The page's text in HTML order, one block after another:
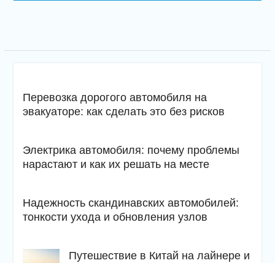
Перевозка дорогого автомобиля на
эвакуаторе: как сделать это без рисков
Электрика автомобиля: почему проблемы
нарастают и как их решать на месте
Надежность скандинавских автомобилей:
тонкости ухода и обновления узлов
Путешествие в Китай на лайнере и